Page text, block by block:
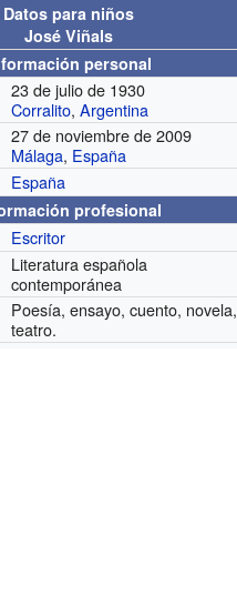
Datos para niños
José Viñals
personal
23 de julio de 1930
Corralito,Argentina
27 de noviembre de 2009
Málaga, España
España
profesional
Escritor
Literatura española
contemporánea
Poesía, ensayo, cuento, novela,
teatro.